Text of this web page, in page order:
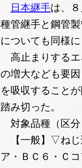
日本継手は、
種管継手と鋼管
についても同様
高止まりするエ
の増大なども要
を吸収すること
踏み切った。
対象品種（区分
【一般】▽ねじ
ア・ＢＣ６・Ｃ